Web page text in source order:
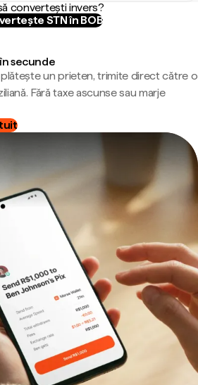
convertești invers?
STN în BOB
secunde
un prieten, trimite direct către o
Fără taxe ascunse sau marje